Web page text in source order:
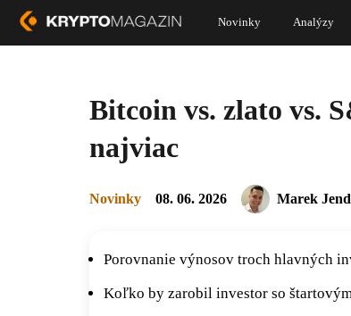
Novinky Analýzy
Bitcoin vs. zlato vs.
najviac
Novinky 08. 06. 2026 Marek
Porovnanie výnosov troch hlavných
Koľko by zarobil investor so